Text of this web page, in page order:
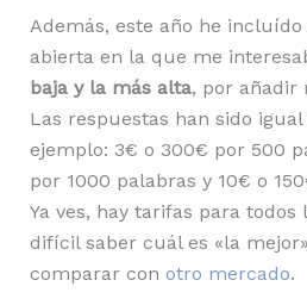
Además, este año he
abierta en la que me
baja y la más alta, por añadir
Las respuestas han sido
ejemplo: 3€ o 300€ por 500
por 1000 palabras y 10€ o
Ya ves, hay tarifas para
difícil saber cuál es «la
comparar con otro mercado.